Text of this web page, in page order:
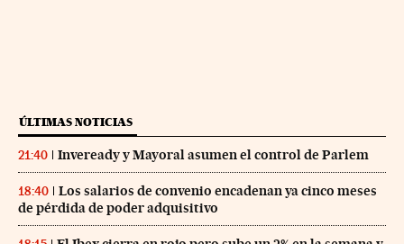
ÚLTIMAS NOTICIAS
21:40 Inveready y Mayoral asumen el control de Parlem
18:40
Los salarios de convenio encadenan ya cinco meses
de pérdida de poder adquisitivo